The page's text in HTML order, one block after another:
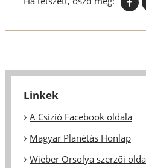
Linkek
A Csízió Facebook oldala
Magyar Planétás Honlap
Wieber Orsolya szerzői